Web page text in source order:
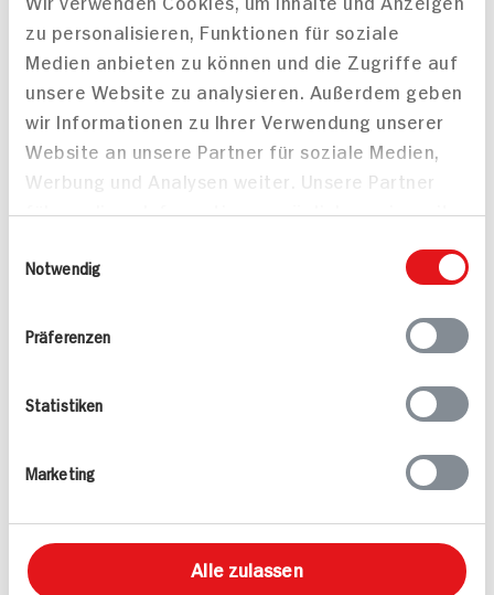
zu personalisieren, Funktionen für soziale
Medien anbieten zu können und die Zugriffe auf
unsere Website zu analysieren. Außerdem geben
wir Informationen zu Ihrer Verwendung unserer
Website an unsere Partner für soziale Medien,
Werbung und Analysen weiter. Unsere Partner
führen diese Informationen möglicherweise mit
bereitgestellt haben oder die sie im Rahmen
Notwendig
Präferenzen
Statistiken
Marketing
Alle zulassen
Alle Rezepte
Caprese
1.043 kcal p. Portion